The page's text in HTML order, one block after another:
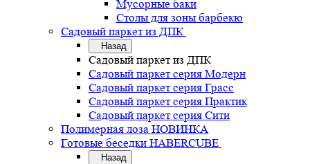
Мусорные баки
Столы для зоны барбекю
Садовый паркет из ДПК
Назад
Садовый паркет из ДПК
Садовый паркет серия Mодерн
Садовый паркет серия Грасс
Садовый паркет серия Практик
Садовый паркет серия Сити
Полимерная лоза НОВИНКА
Готовые беседки HABERCUBE
Назад